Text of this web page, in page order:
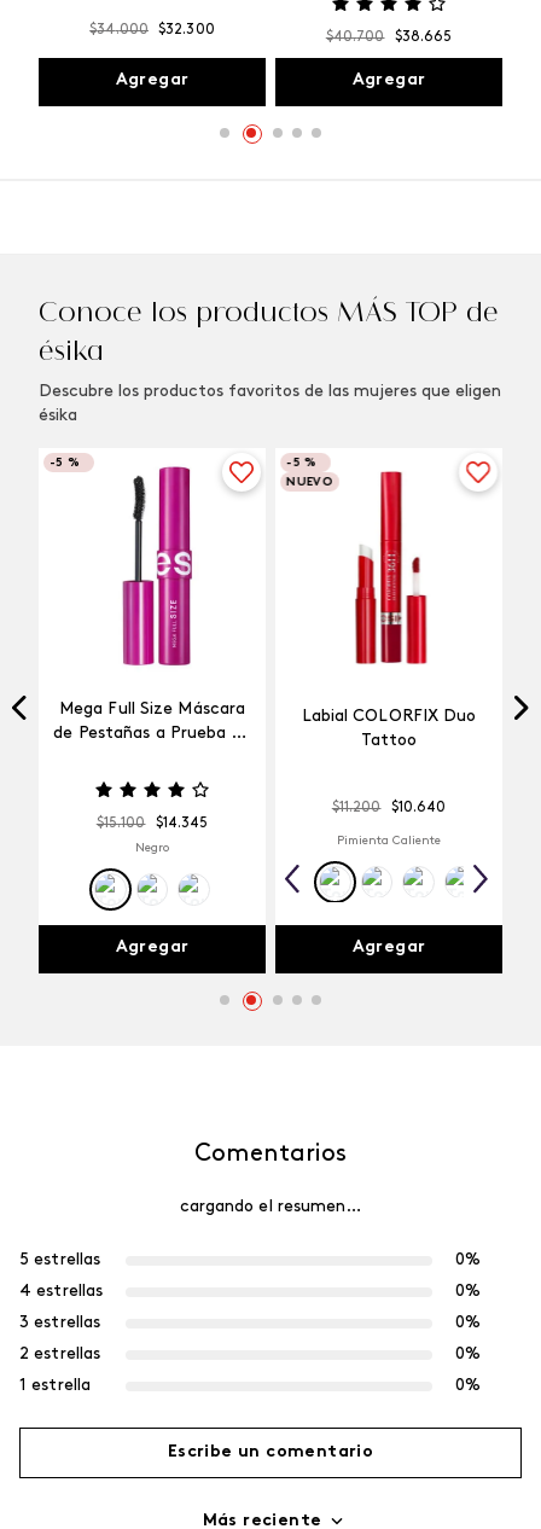
$34.000 $32.300
Agregar
$40.700 $38.665
Agregar
Conoce los productos MÁS TOP de
ésika
Descubre los productos favoritos de las mujeres que eligen
ésika
-5 %
Mega Full Size Máscara
de Pestañas a Prueba de
$15.100 $14.345
Negro
Agregar
-5 %
NUEVO
Labial COLORFIX Duo
Tattoo
$11.200 $10.640
Pimienta Caliente
Agregar
Comentarios
cargando el resumen…
5 estrellas
0%
4 estrellas
0%
3 estrellas
0%
2 estrellas
0%
1 estrella
0%
Escribe un comentario
Más reciente